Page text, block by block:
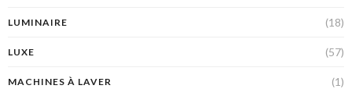
LUMINAIRE (18)
LUXE (57)
MACHINES À LAVER (1)